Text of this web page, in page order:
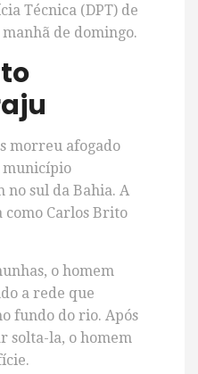
Técnica (DPT) de
de domingo.
morreu afogado
município
no sul da Bahia. A
Carlos Brito
o homem
a rede que
fundo do rio. Após
solta-la, o homem